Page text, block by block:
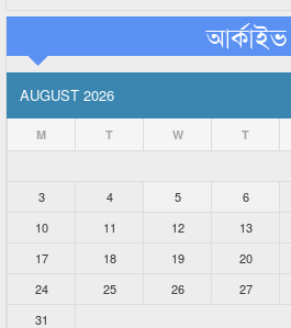
আর্কাইভ
AUGUST 2026
M T W T
3
4 5 6
10
11 12 13
17
18 19 20
24
25 26 27
31